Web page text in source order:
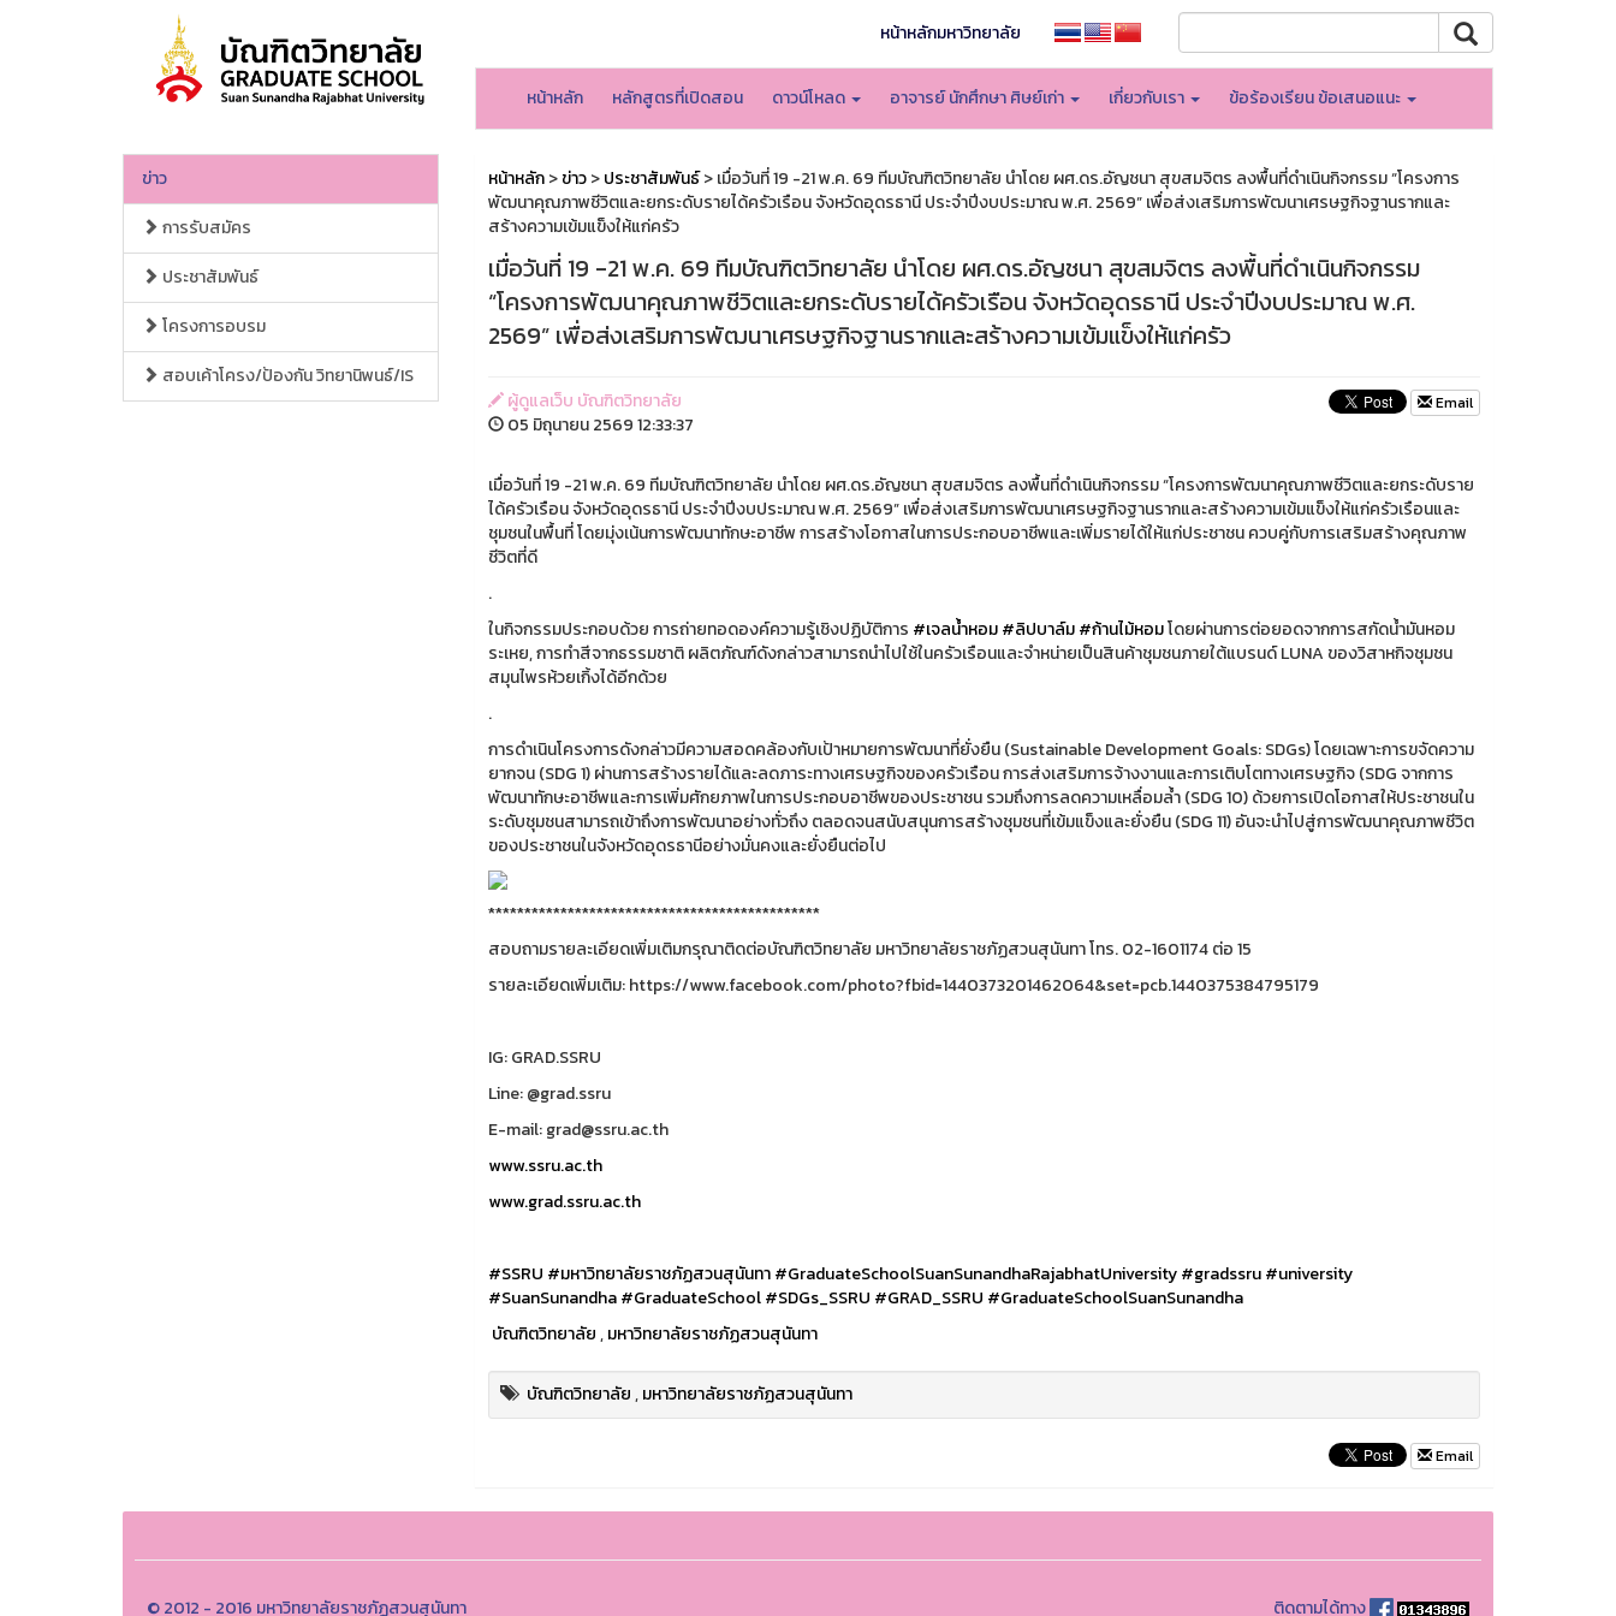
หน้าหลักมหาวิทยาลัย
หน้าหลัก หลักสูตรที่เปิดสอน ดาวน์โหลด อาจารย์ นักศึกษา ศิษย์เก่า เกี่ยวกับเรา ข้อร้องเรียน ข้อเสนอแนะ
ข่าว
การรับสมัคร
ประชาสัมพันธ์
โครงการอบรม
สอบเค้าโครง/ป้องกัน วิทยานิพนธ์/IS
หน้าหลัก>ข่าว>ประชาสัมพันธ์> เมื่อวันที่ 19 -21 พ.ค. 69 ทีมบัณฑิตวิทยาลัย นำโดย ผศ.ดร.อัญชนา สุขสมจิตร ลงพื้นที่ดำเนินกิจกรรม “โครงการ
พัฒนาคุณภาพชีวิตและยกระดับรายได้ครัวเรือน จังหวัดอุดรธานี ประจำปีงบประมาณ พ.ศ. 2569” เพื่อส่งเสริมการพัฒนาเศรษฐกิจฐานรากและ
สร้างความเข้มแข็งให้แก่ครัว
เมื่อวันที่ 19 -21 พ.ค. 69 ทีมบัณฑิตวิทยาลัย นำโดย ผศ.ดร.อัญชนา สุขสมจิตร ลงพื้นที่ดำเนินกิจกรรม
“โครงการพัฒนาคุณภาพชีวิตและยกระดับรายได้ครัวเรือน จังหวัดอุดรธานี ประจำปีงบประมาณ พ.ศ.
2569” เพื่อส่งเสริมการพัฒนาเศรษฐกิจฐานรากและสร้างความเข้มแข็งให้แก่ครัว
ผู้ดูแลเว็บ บัณฑิตวิทยาลัย
05 มิถุนายน 2569 12:33:37
Email
เมื่อวันที่ 19 -21 พ.ค. 69 ทีมบัณฑิตวิทยาลัย นำโดย ผศ.ดร.อัญชนา สุขสมจิตร ลงพื้นที่ดำเนินกิจกรรม “โครงการพัฒนาคุณภาพชีวิตและยกระดับราย
ได้ครัวเรือน จังหวัดอุดรธานี ประจำปีงบประมาณ พ.ศ. 2569” เพื่อส่งเสริมการพัฒนาเศรษฐกิจฐานรากและสร้างความเข้มแข็งให้แก่ครัวเรือนและ
ชุมชนในพื้นที่ โดยมุ่งเน้นการพัฒนาทักษะอาชีพ การสร้างโอกาสในการประกอบอาชีพและเพิ่มรายได้ให้แก่ประชาชน ควบคู่กับการเสริมสร้างคุณภาพ
ชีวิตที่ดี
.
ในกิจกรรมประกอบด้วย การถ่ายทอดองค์ความรู้เชิงปฏิบัติการ #เจลน้ำหอม #ลิปบาล์ม #ก้านไม้หอมโดยผ่านการต่อยอดจากการสกัดน้ำมันหอม
ระเหย, การทำสีจากธรรมชาติ ผลิตภัณฑ์ดังกล่าวสามารถนำไปใช้ในครัวเรือนและจำหน่ายเป็นสินค้าชุมชนภายใต้แบรนด์ LUNA ของวิสาหกิจชุมชน
สมุนไพรห้วยเกิ้งได้อีกด้วย
.
การดำเนินโครงการดังกล่าวมีความสอดคล้องกับเป้าหมายการพัฒนาที่ยั่งยืน (Sustainable Development Goals: SDGs) โดยเฉพาะการขจัดความ
ยากจน (SDG 1) ผ่านการสร้างรายได้และลดภาระทางเศรษฐกิจของครัวเรือน การส่งเสริมการจ้างงานและการเติบโตทางเศรษฐกิจ (SDG จากการ
พัฒนาทักษะอาชีพและการเพิ่มศักยภาพในการประกอบอาชีพของประชาชน รวมถึงการลดความเหลื่อมล้ำ (SDG 10) ด้วยการเปิดโอกาสให้ประชาชนใน
ระดับชุมชนสามารถเข้าถึงการพัฒนาอย่างทั่วถึง ตลอดจนสนับสนุนการสร้างชุมชนที่เข้มแข็งและยั่งยืน (SDG 11) อันจะนำไปสู่การพัฒนาคุณภาพชีวิต
ของประชาชนในจังหวัดอุดรธานีอย่างมั่นคงและยั่งยืนต่อไป
**********************************************
สอบถามรายละเอียดเพิ่มเติมกรุณาติดต่อบัณฑิตวิทยาลัย มหาวิทยาลัยราชภัฏสวนสุนันทา โทร. 02-1601174 ต่อ 15
รายละเอียดเพิ่มเติม: https://www.facebook.com/photo?fbid=1440373201462064&set=pcb.1440375384795179
IG: GRAD.SSRU
Line: @grad.ssru
E-mail: grad@ssru.ac.th
www.ssru.ac.th
www.grad.ssru.ac.th
#SSRU #มหาวิทยาลัยราชภัฏสวนสุนันทา #GraduateSchoolSuanSunandhaRajabhatUniversity #gradssru #university
#SuanSunandha #GraduateSchool #SDGs_SSRU #GRAD_SSRU #GraduateSchoolSuanSunandha
บัณฑิตวิทยาลัย,มหาวิทยาลัยราชภัฏสวนสุนันทา
บัณฑิตวิทยาลัย,มหาวิทยาลัยราชภัฏสวนสุนันทา
Email
© 2012 - 2016 มหาวิทยาลัยราชภัฏสวนสุนันทา ติดตามได้ทาง